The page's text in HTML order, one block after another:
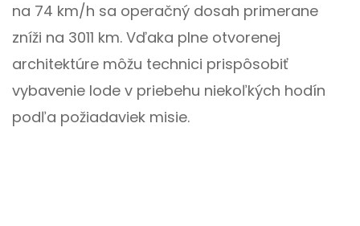
na 74 km/h sa operačný dosah primerane
zníži na 3011 km. Vďaka plne otvorenej
architektúre môžu technici prispôsobiť
vybavenie lode v priebehu niekoľkých hodín
podľa požiadaviek misie.